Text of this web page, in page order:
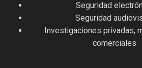
Seguridad
Seguridad
Investigaciones privadas,
comerciales